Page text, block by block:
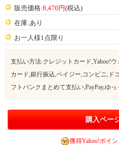
販売価格:8,470円(税込)
在庫:あり
お一人様1点限り
支払い方法:クレジットカード,Yahoo!
カード,銀行振込,ペイジー,コンビニ,ド
フトバンクまとめて支払い,PayPay,ゆっ
購入ペー
獲得Yahoo!ポイ